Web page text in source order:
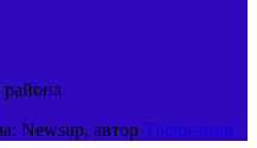
Newsup, автор Themeansar